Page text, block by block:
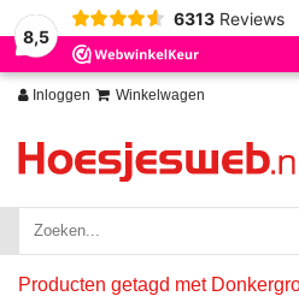
8,5
6313 Reviews
Inloggen Winkelwagen
Producten getagd met
Wij slaan cookies op om onze website te
Nee